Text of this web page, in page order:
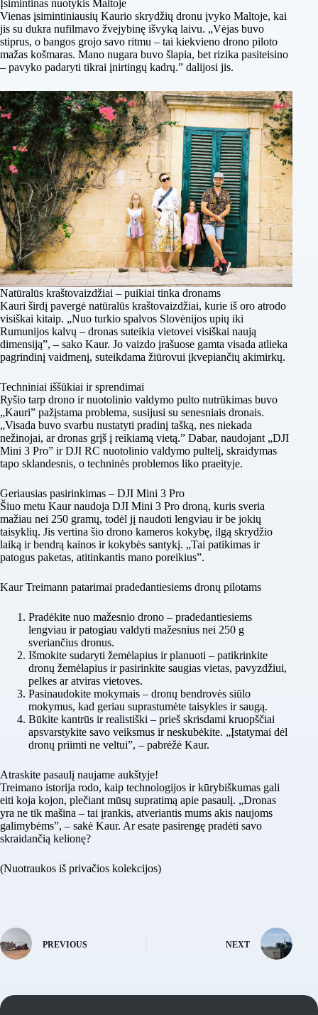
Įsimintinas nuotykis Maltoje
Vienas įsimintiniausių Kaurio skrydžių dronu įvyko Maltoje, kai
jis su dukra nufilmavo žvejybinę išvyką laivu. „Vėjas buvo
stiprus, o bangos grojo savo ritmu – tai kiekvieno drono piloto
mažas košmaras. Mano nugara buvo šlapia, bet rizika pasiteisino
– pavyko padaryti tikrai įnirtingų kadrų.” dalijosi jis.
Natūralūs kraštovaizdžiai – puikiai tinka dronams
Kauri širdį pavergė natūralūs kraštovaizdžiai, kurie iš oro atrodo
visiškai kitaip. „Nuo turkio spalvos Slovėnijos upių iki
Rumunijos kalvų – dronas suteikia vietovei visiškai naują
dimensiją”, – sako Kaur. Jo vaizdo įrašuose gamta visada atlieka
pagrindinį vaidmenį, suteikdama žiūrovui įkvepiančių akimirkų.
Techniniai iššūkiai ir sprendimai
Ryšio tarp drono ir nuotolinio valdymo pulto nutrūkimas buvo
„Kauri” pažįstama problema, susijusi su senesniais dronais.
„Visada buvo svarbu nustatyti pradinį tašką, nes niekada
nežinojai, ar dronas grįš į reikiamą vietą.” Dabar, naudojant „DJI
Mini 3 Pro” ir DJI RC nuotolinio valdymo pultelį, skraidymas
tapo sklandesnis, o techninės problemos liko praeityje.
Geriausias pasirinkimas – DJI Mini 3 Pro
Šiuo metu Kaur naudoja DJI Mini 3 Pro droną, kuris sveria
mažiau nei 250 gramų, todėl jį naudoti lengviau ir be jokių
taisyklių. Jis vertina šio drono kameros kokybę, ilgą skrydžio
laiką ir bendrą kainos ir kokybės santykį. „Tai patikimas ir
patogus paketas, atitinkantis mano poreikius”.
Kaur Treimann patarimai pradedantiesiems dronų pilotams
Pradėkite nuo mažesnio drono – pradedantiesiems
lengviau ir patogiau valdyti mažesnius nei 250 g
sveriančius dronus.
Išmokite sudaryti žemėlapius ir planuoti – patikrinkite
dronų žemėlapius ir pasirinkite saugias vietas, pavyzdžiui,
pelkes ar atviras vietoves.
Pasinaudokite mokymais – dronų bendrovės siūlo
mokymus, kad geriau suprastumėte taisykles ir saugą.
Būkite kantrūs ir realistiški – prieš skrisdami kruopščiai
apsvarstykite savo veiksmus ir neskubėkite. „Įstatymai dėl
dronų priimti ne veltui”, – pabrėžė Kaur.
Atraskite pasaulį naujame aukštyje!
Treimano istorija rodo, kaip technologijos ir kūrybiškumas gali
eiti koja kojon, plečiant mūsų supratimą apie pasaulį. „Dronas
yra ne tik mašina – tai įrankis, atveriantis mums akis naujoms
galimybėms”, – sakė Kaur. Ar esate pasirengę pradėti savo
skraidančią kelionę?
(Nuotraukos iš privačios kolekcijos)
PREVIOUS NEXT